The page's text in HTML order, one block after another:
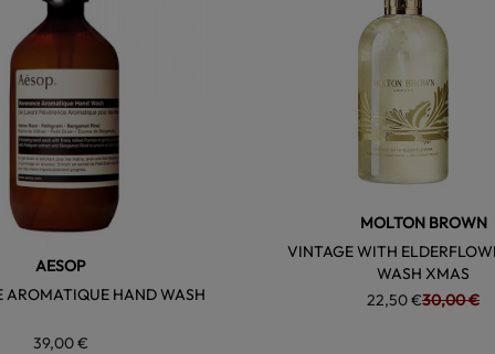
AESOP
AROMATIQUE HAND WASH
39,00 €
MOLTON BROWN
VINTAGE WITH
WASH XMAS
22,50 €30,00 €